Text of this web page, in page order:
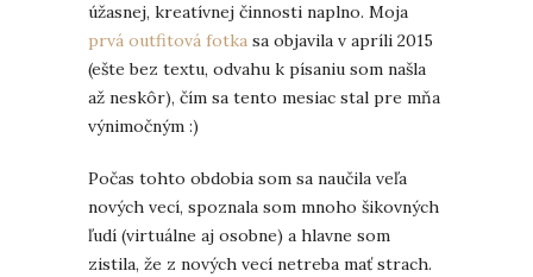
úžasnej, kreatívnej činnosti naplno. Moja
prvá outfitová fotka sa objavila v apríli 2015
(ešte bez textu, odvahu k písaniu som našla
až neskôr), čím sa tento mesiac stal pre mňa
výnimočným :)
Počas tohto obdobia som sa naučila veľa
nových vecí, spoznala som mnoho šikovných
ľudí (virtuálne aj osobne) a hlavne som
zistila, že z nových vecí netreba mať strach.